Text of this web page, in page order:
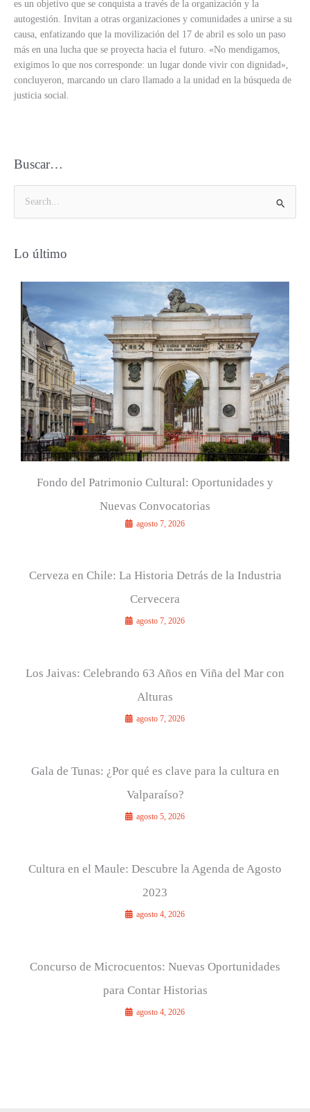
es un objetivo que se conquista a través de la organización y la
autogestión. Invitan a otras organizaciones y comunidades a unirse a su
causa, enfatizando que la movilización del 17 de abril es solo un paso
más en una lucha que se proyecta hacia el futuro. «No mendigamos,
exigimos lo que nos corresponde: un lugar donde vivir con dignidad»,
concluyeron, marcando un claro llamado a la unidad en la búsqueda de
justicia social.
Buscar…
c
Lo último
Fondo del Patrimonio Cultural: Oportunidades y
Nuevas Convocatorias
agosto 7, 2026
Cerveza en Chile: La Historia Detrás de la Industria
Cervecera
agosto 7, 2026
Los Jaivas: Celebrando 63 Años en Viña del Mar con
Alturas
agosto 7, 2026
Gala de Tunas: ¿Por qué es clave para la cultura en
Valparaíso?
agosto 5, 2026
Cultura en el Maule: Descubre la Agenda de Agosto
2023
agosto 4, 2026
Concurso de Microcuentos: Nuevas Oportunidades
para Contar Historias
agosto 4, 2026